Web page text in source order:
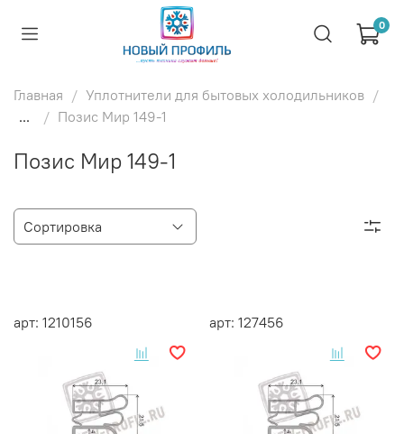
0
Главная
Уплотнители для бытовых холодильников
...
Позис Мир 149-1
Позис Мир 149-1
арт: 1210156 арт: 127456